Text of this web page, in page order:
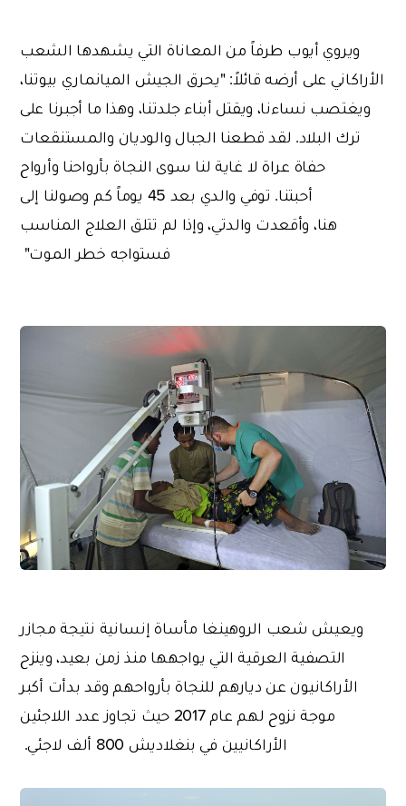
ويروي أيوب طرفاً من المعاناة التي يشهدها الشعب
الأراكاني على أرضه قائلاً: "يحرق الجيش الميانماري بيوتنا،
ويغتصب نساءنا، ويقتل أبناء جلدتنا، وهذا ما أجبرنا على
ترك البلاد. لقد قطعنا الجبال والوديان والمستنقعات
حفاة عراة لا غاية لنا سوى النجاة بأرواحنا وأرواح
أحبتنا. توفي والدي بعد 45 يوماً كم وصولنا إلى
هنا، وأقعدت والدتي، وإذا لم تتلق العلاج المناسب
فستواجه خطر الموت"
ويعيش شعب الروهينغا مأساة إنسانية نتيجة مجازر
التصفية العرقية التي يواجهها منذ زمن بعيد، وينزح
الأراكانيون عن ديارهم للنجاة بأرواحهم وقد بدأت أكبر
موجة نزوح لهم عام 2017 حيث تجاوز عدد اللاجئين
الأراكانيين في بنغلاديش 800 ألف لاجئي.